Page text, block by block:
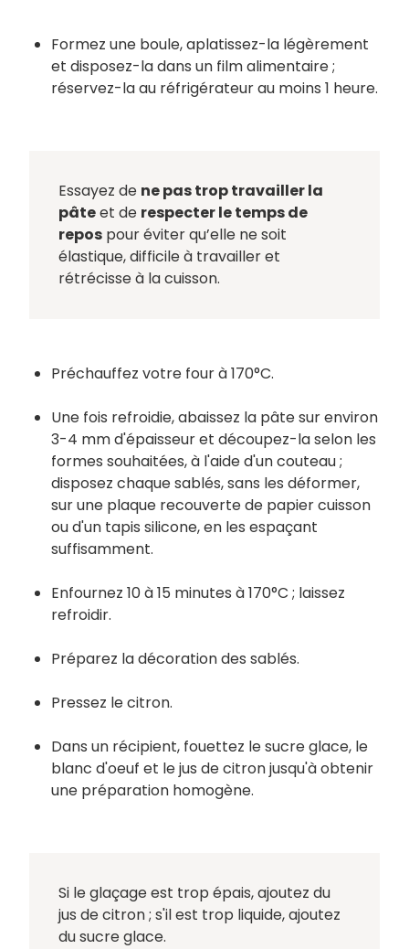
Formez une boule, aplatissez-la légèrement
et disposez-la dans un film alimentaire ;
réservez-la au réfrigérateur au moins 1 heure.
Essayez de ne pas trop travailler la
pâteet de respecter le temps de
repos pour éviter qu’elle ne soit
élastique, difficile à travailler et
rétrécisse à la cuisson.
Préchauffez votre four à 170°C.
Une fois refroidie, abaissez la pâte sur environ
3-4 mm d'épaisseur et découpez-la selon les
formes souhaitées, à l'aide d'un couteau ;
disposez chaque sablés, sans les déformer,
sur une plaque recouverte de papier cuisson
ou d'un tapis silicone, en les espaçant
suffisamment.
Enfournez 10 à 15 minutes à 170°C ; laissez
refroidir.
Préparez la décoration des sablés.
Pressez le citron.
Dans un récipient, fouettez le sucre glace, le
blanc d'oeuf et le jus de citron jusqu'à obtenir
une préparation homogène.
Si le glaçage est trop épais, ajoutez du
jus de citron ; s'il est trop liquide, ajoutez
du sucre glace.